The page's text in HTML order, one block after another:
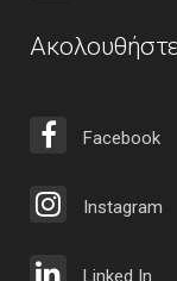
Facebook
Instagram
Linked In